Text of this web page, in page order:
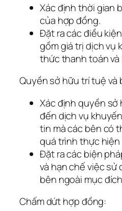
Xác định thời gian
của hợp đồng.
Đặt ra các điều
gồm giá trị dịch vụ
thức thanh toán
Quyền sở hữu trí tuệ và
Xác định quyền
đến dịch vụ
tin mà các bên có
quá trình thực
Đặt ra các biện
và hạn chế việc
bên ngoài mục
Chấm dứt hợp đồng: